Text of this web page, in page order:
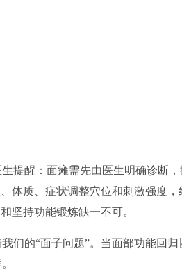
提醒：面瘫需先由医生明确诊断，
体质、症状调整穴位和刺激强度，
坚持功能锻炼缺一不可。
的“面子问题”。当面部功能回归